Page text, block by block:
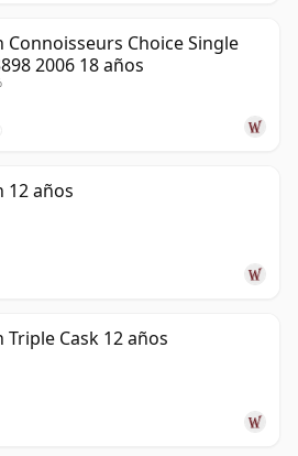
Connoisseurs Choice Single
2006 18 años
12 años
Triple Cask 12 años